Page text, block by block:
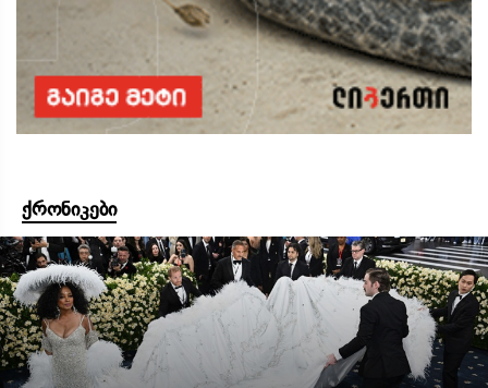
ქრონიკები